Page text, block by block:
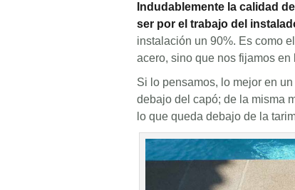
Indudablemente la calidad
ser por el trabajo del
instalación un 90%. Es como
acero, sino que nos fijamos en
Si lo pensamos, lo mejor en
debajo del capó; de la misma
lo que queda debajo de la